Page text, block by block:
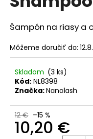
z
hviezdičiek.
Šampón na riasy a
Môžeme doručiť do:
Skladom (3 ks)
Kód: NL8398
Značka:Nanolash
12 € –15 %
10,20 €
m
e
DE
VERANO
SWEET
APPLE
BODY
MIST
9,50